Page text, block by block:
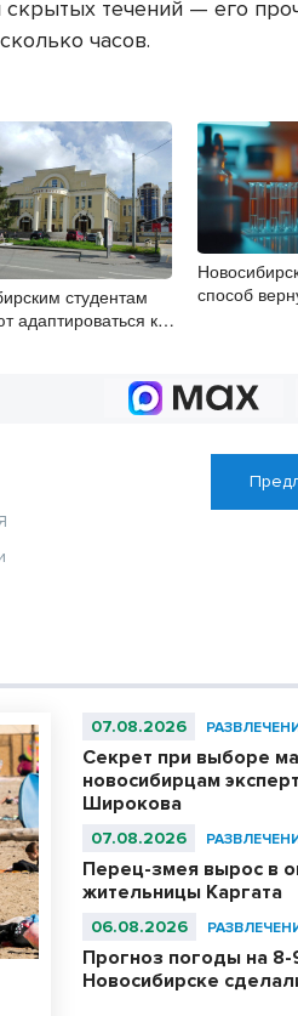
течений — его
часов.
студентам
адаптироваться к
способ
07.08.2026
Секрет при выборе
новосибирцам
Широкова
07.08.2026
Перец-змея вырос в
жительницы Каргата
06.08.2026
Прогноз погоды на 8-
Новосибирске